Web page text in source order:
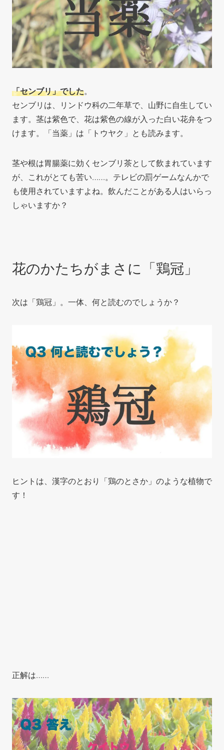
「センブリ」でした。
センブリは、リンドウ科の二年草で、山野に自生してい
ます。茎は紫色で、花は紫色の線が入った白い花弁をつ
けます。「当薬」は「トウヤク」とも読みます。
茎や根は胃腸薬に効くセンブリ茶として飲まれています
が、これがとても苦い……。テレビの罰ゲームなんかで
も使用されていますよね。飲んだことがある人はいらっ
しゃいますか？
花のかたちがまさに「鶏冠」
次は「鶏冠」。一体、何と読むのでしょうか？
ヒントは、漢字のとおり「鶏のとさか」のような植物で
す！
正解は……